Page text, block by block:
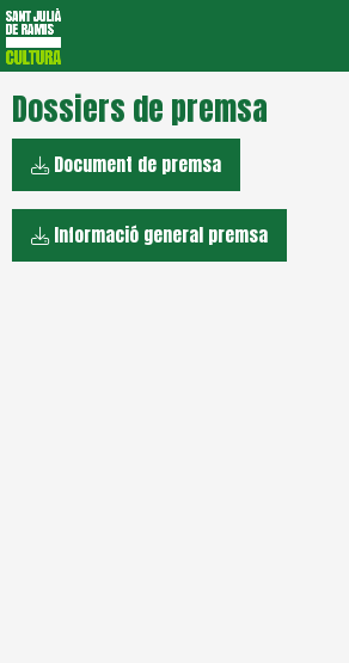
Dossiers de premsa
Document de premsa
Informació general premsa